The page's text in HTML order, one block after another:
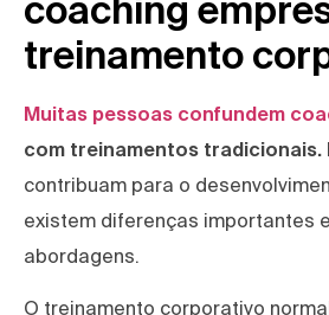
coaching
treinamento
Muitas pessoas confundem
com treinamentos tradicionais.
contribuam para o
existem diferenças importantes
abordagens.
O treinamento corporativo